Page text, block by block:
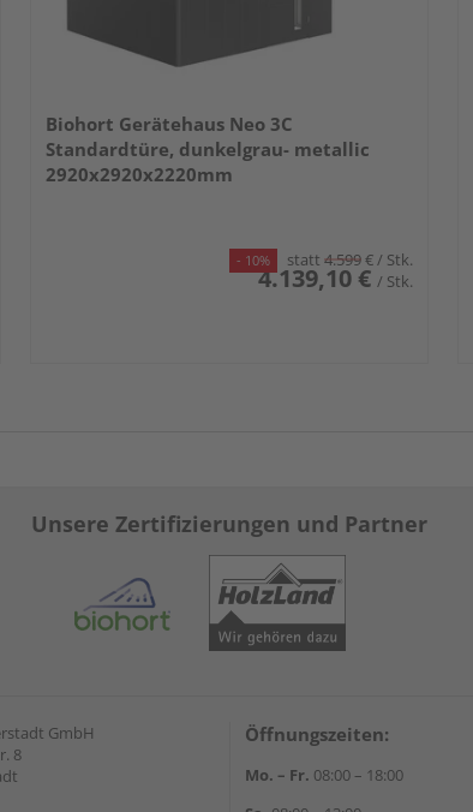
Biohort Gerätehaus Neo 3C
Standardtüre, dunkelgrau- metallic
2920x2920x2220mm
- 10% statt 4.599€ / Stk.
4.139,10 € / Stk.
Unsere Zertifizierungen und Partner
GmbH
8
Öffnungszeiten:
Mo. – Fr. 08:00 – 18:00